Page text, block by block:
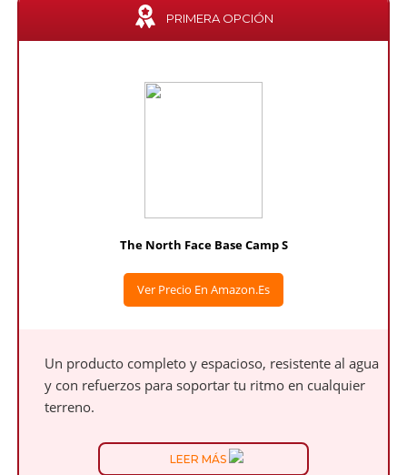
PRIMERA OPCIÓN
The North Face Base Camp S
Ver Precio En Amazon.es
Un producto completo y espacioso, resistente al agua
y con refuerzos para soportar tu ritmo en cualquier
terreno.
LEER MÁS